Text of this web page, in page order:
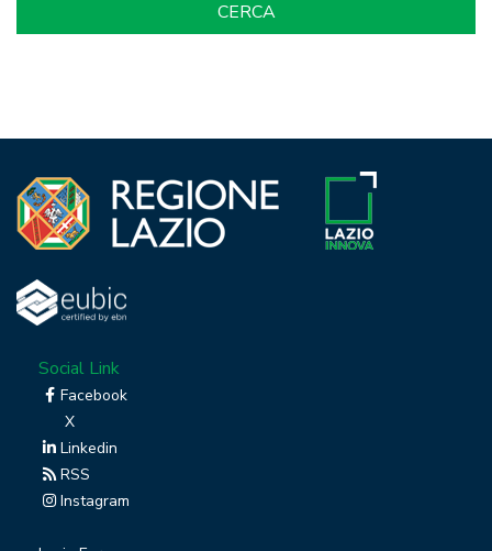
Social Link
Facebook
X
Linkedin
RSS
Instagram